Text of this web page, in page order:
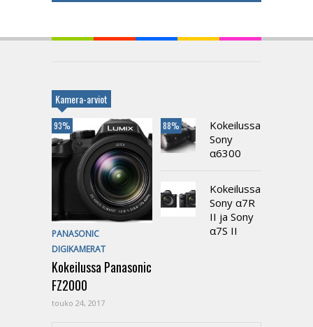
Kamera-arviot
93%
PANASONIC
DIGIKAMERAT
Kokeilussa Panasonic
FZ2000
touko 24, 2017
88%
Kokeilussa
Sony
α6300
Kokeilussa
Sony α7R
II ja Sony
α7S II